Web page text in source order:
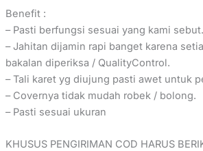
Benefit :
– Pasti berfungsi sesuai yang kami sebut.
– Jahitan dijamin rapi banget karena
bakalan diperiksa / QualityControl.
– Tali karet yg diujung pasti awet untuk
– Covernya tidak mudah robek / bolong.
– Pasti sesuai ukuran
KHUSUS PENGIRIMAN COD HARUS